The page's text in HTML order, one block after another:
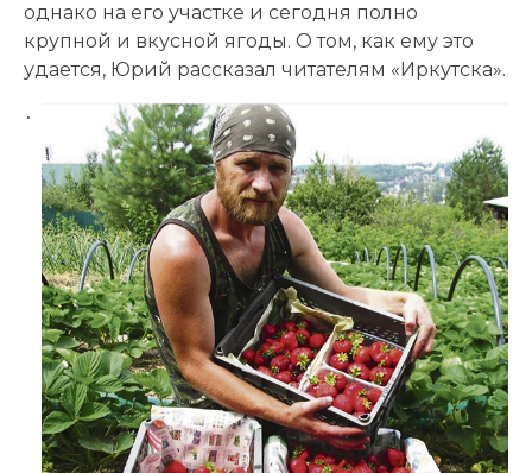
однако на его участке и сегодня полно
крупной и вкусной ягоды. О том, как ему это
удается, Юрий рассказал читателям «Иркутска».